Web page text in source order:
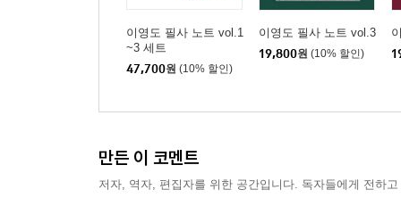
이영도 필사 노트 vol.1
~3 세트
47,700원 (10% 할인)
이영도 필사 노트 vol.3
19,800원 (10% 할인)
만든 이 코멘트
저자, 역자, 편집자를 위한 공간입니다. 독자들에게 전하